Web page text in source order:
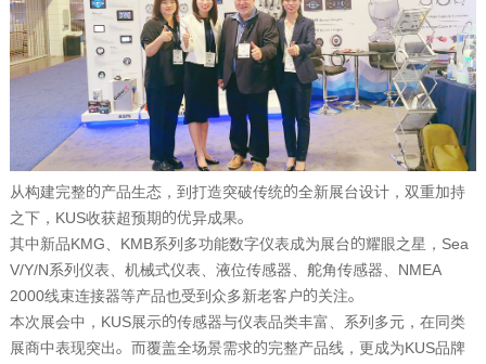
从构建完整的产品生态，到打造突破传统的全新展台设计，双重加持
之下， KUS收获超预期的优异成果。
其中新品KMG KMB系列多功能数字仪表成为展台的耀眼之星， Sea
V/Y/N系列仪表、机械式仪表、液位传感器、舵角传感器、 NMEA
2000线束连接器等产品也受到众多新老客户的关注。
本次展会中， KUS展示的传感器与仪表品类丰富、系列多元，在同类
展商中表现突出。而覆盖全场景需求的完整产品线，更成为KUS品牌